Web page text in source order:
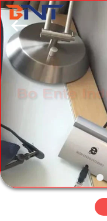
CASA
PRODOTTI
CIRCA
NOI
GIRO
(Bo
Industrial
Co.,
Limited).
All
Rights
Reserved.
Developed
by
ECER